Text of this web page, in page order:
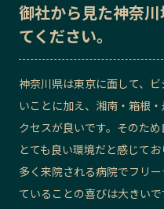
御社から見た神奈
てください。
神奈川県は東京に面して、
いことに加え、湘南・箱根
クセスが良いです。そのた
とても良い環境だと感じて
多く来院される病院でフリ
ていることの喜びは大きい